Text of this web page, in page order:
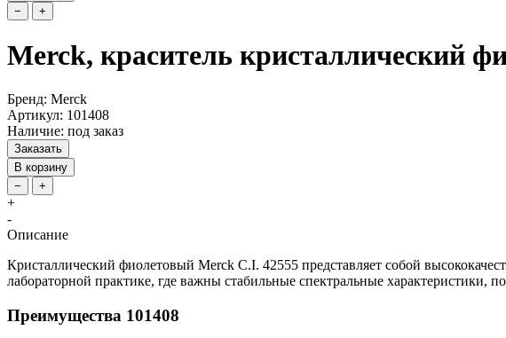
−
+
Merck, краситель кристаллический
Бренд: Merck
Артикул: 101408
Наличие: под заказ
Заказать
В корзину
−
+
+
-
Описание
Кристаллический фиолетовый Merck C.I. 42555 представляет собой
лабораторной практике, где важны стабильные спектральные характеристики,
Преимущества 101408